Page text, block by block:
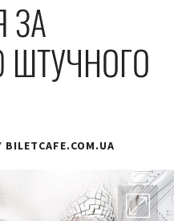
ЗА
BILETCAFE.COM.UA